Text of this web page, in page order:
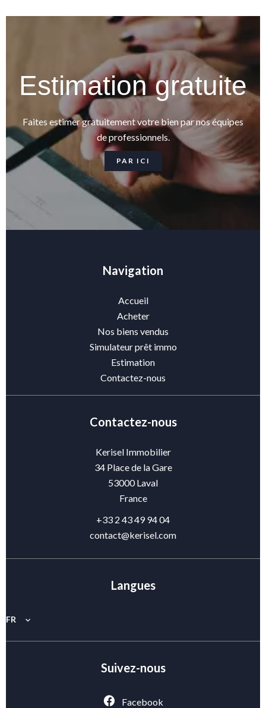
Estimation gratuite
Faites estimer gratuitement votre bien par nos équipes
de professionnels.
PAR ICI
Navigation
Accueil
Acheter
Nos biens vendus
Simulateur prêt immo
Estimation
Contactez-nous
Contactez-nous
Kerisel Immobilier
34 Place de la Gare
53000Laval
France
+33 2 43 49 94 04
contact@kerisel.com
Langues
FR
Suivez-nous
Facebook